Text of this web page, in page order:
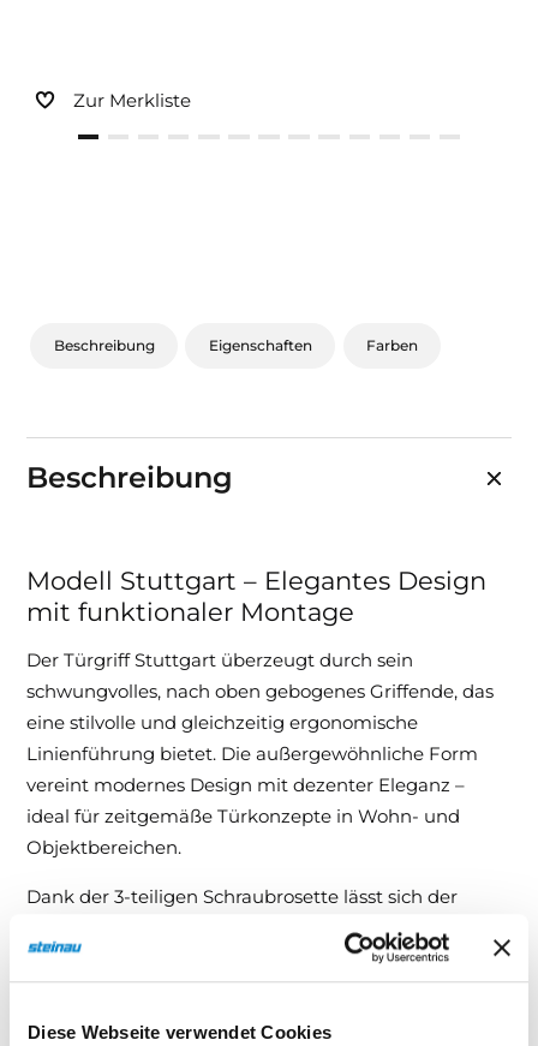
Diese Webseite verwendet Cookies
Hochwasser­schutz
Zur Merkliste
Beschreibung Eigenschaften Farben
Beschreibung
Modell Stuttgart – Elegantes Design
mit funktionaler Montage
Der Türgriff Stuttgart überzeugt durch sein
schwungvolles, nach oben gebogenes Griffende, das
eine stilvolle und gleichzeitig ergonomische
Linienführung bietet. Die außergewöhnliche Form
vereint modernes Design mit dezenter Eleganz –
ideal für zeitgemäße Türkonzepte in Wohn- und
Objektbereichen.
Dank der 3-teiligen Schraubrosette lässt sich der
Edelstahl Türdrücker schnell, sicher und
unkompliziert montieren. Die edelstahlmatte
Verarbeitung und setzt dezente Akzente im